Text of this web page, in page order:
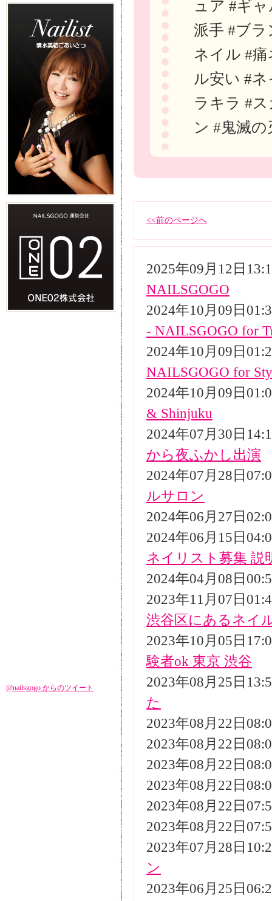
ュア #ギ
派手 #ブラ
ネイル #
ル安い #
ラキラ #
ン #鬼滅の
<<前のページへ
2025年09月12日
NAILSGOGO
2024年10月09日
- NAILSGOGO for
2024年10月09日
NAILSGOGO for
2024年10月09日
& Shinjuku
2024年07月30日
から夜ふかし出演
2024年07月28日
ルサロン
2024年06月27日
2024年06月15日
ネイリスト募集 説
2024年04月08日
2023年11月07日
渋谷区にあるネイ
2023年10月05日
験者ok 東京 渋谷
2023年08月25日
た
2023年08月22日
2023年08月22日
2023年08月22日
2023年08月22日
2023年08月22日
2023年08月22日
2023年07月28日
ン
2023年06月25日
@nailsgogo からのツイート